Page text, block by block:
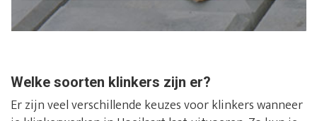
Welke soorten klinkers zijn er?
Er zijn veel verschillende keuzes voor klinkers wanneer